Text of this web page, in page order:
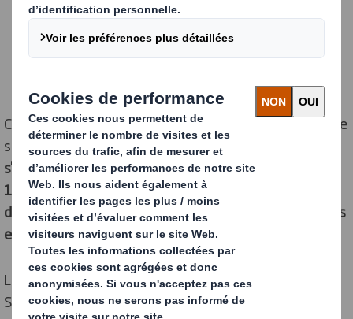
Cet investissement s'inscrit dans le cadre de la nouvelle
stratégie de développement durable du Groupe, qui
s'engage à proposer à ses clients des emballages
100% recyclables d'ici 2023 et à remplacer un milliard
d’éléments en plastique utilisés dans les supermarchés
et le e-commerce d'ici 2025.
Les projets du nouveau programme de R&D de DS
Smith :